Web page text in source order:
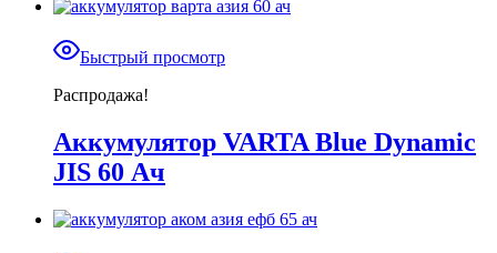
Быстрый просмотр
Распродажа!
Аккумулятор VARTA Blue Dynamic
JIS 60 Ач